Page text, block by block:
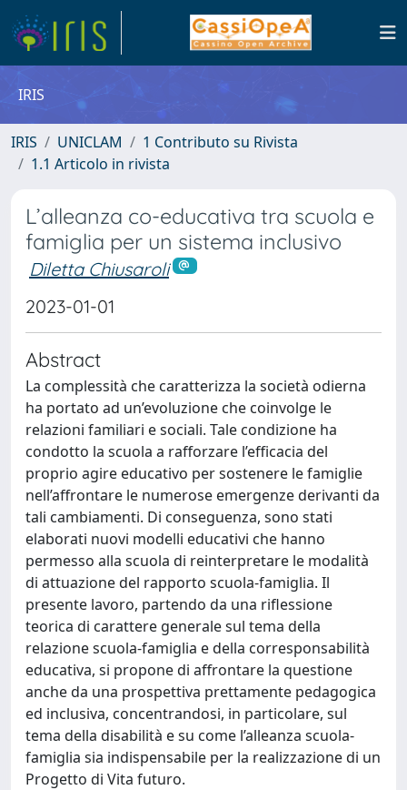
IRIS
IRIS UNICLAM
1 Contributo su Rivista
1.1 Articolo in rivista
L’alleanza co-educativa tra scuola e
famiglia per un sistema inclusivo
Diletta Chiusaroli
2023-01-01
Abstract
La complessità che caratterizza la società odierna
ha portato ad un’evoluzione che coinvolge le
relazioni familiari e sociali. Tale condizione ha
condotto la scuola a rafforzare l’efficacia del
proprio agire educativo per sostenere le famiglie
nell’affrontare le numerose emergenze derivanti da
tali cambiamenti. Di conseguenza, sono stati
elaborati nuovi modelli educativi che hanno
permesso alla scuola di reinterpretare le modalità
di attuazione del rapporto scuola-famiglia. Il
presente lavoro, partendo da una riflessione
teorica di carattere generale sul tema della
relazione scuola-famiglia e della corresponsabilità
educativa, si propone di affrontare la questione
anche da una prospettiva prettamente pedagogica
ed inclusiva, concentrandosi, in particolare, sul
tema della disabilità e su come l’alleanza scuola-
famiglia sia indispensabile per la realizzazione di un
Progetto di Vita futuro.